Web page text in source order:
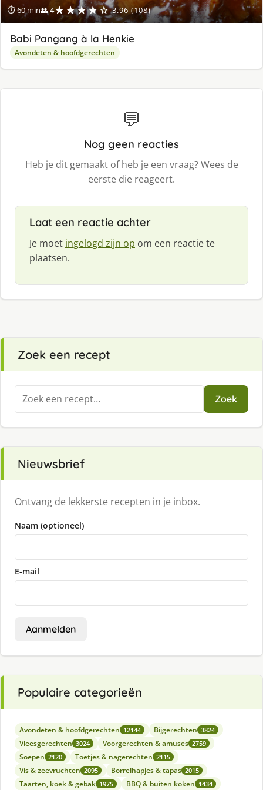
⏱ 60 min👥 4★★★★☆ 3.96 (108)
Babi Pangang à la Henkie
Avondeten & hoofdgerechten
💬
Nog geen reacties
Heb je dit gemaakt of heb je een vraag? Wees de
eerste die reageert.
Laat een reactie achter
Je moet ingelogd zijn op om een reactie te
plaatsen.
Zoek een recept
Zoeken
naar:
Zoek
Nieuwsbrief
Ontvang de lekkerste recepten in je inbox.
Naam (optioneel)
E-mail
Aanmelden
Populaire categorieën
Avondeten & hoofdgerechten 12144 Bijgerechten 3824
Vleesgerechten 3024 Voorgerechten & amuses 2759
Soepen 2120 Toetjes & nagerechten 2115
Vis & zeevruchten 2095 Borrelhapjes & tapas 2015
Taarten, koek & gebak 1975 BBQ & buiten koken 1434